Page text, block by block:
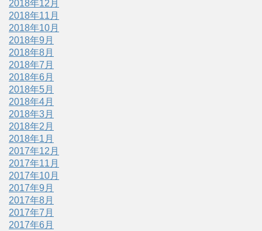
2018年12月
2018年11月
2018年10月
2018年9月
2018年8月
2018年7月
2018年6月
2018年5月
2018年4月
2018年3月
2018年2月
2018年1月
2017年12月
2017年11月
2017年10月
2017年9月
2017年8月
2017年7月
2017年6月